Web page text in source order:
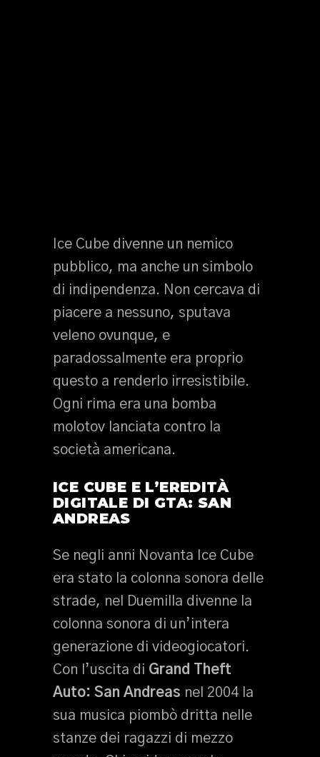
Ice Cube divenne un nemico
pubblico, ma anche un simbolo
di indipendenza. Non cercava di
piacere a nessuno, sputava
veleno ovunque, e
paradossalmente era proprio
questo a renderlo irresistibile.
Ogni rima era una bomba
molotov lanciata contro la
società americana.
ICE CUBE E L’EREDITÀ
DIGITALE DI GTA: SAN
ANDREAS
Se negli anni Novanta Ice Cube
era stato la colonna sonora delle
strade, nel Duemilla divenne la
colonna sonora di un’intera
generazione di videogiocatori.
Con l’uscita di Grand Theft
Auto: San Andreas nel 2004 la
sua musica piombò dritta nelle
stanze dei ragazzi di mezzo